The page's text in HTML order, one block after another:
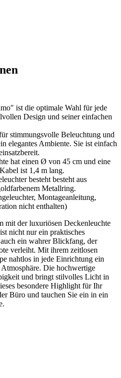
ist die optimale Wahl für jede
Design und seiner einfachen
stimmungsvolle Beleuchtung und
elegantes Ambiente. Sie ist einfach
hat einen Ø von 45 cm und eine
ist 1,4 m lang.
besteht besteht aus
Metallring.
Montageanleitung,
nicht enthalten)
mit der luxuriösen Deckenleuchte
nicht nur ein praktisches
ein wahrer Blickfang, der
verleiht. Mit ihrem zeitlosen
nahtlos in jede Einrichtung ein
Die hochwertige
und bringt stilvolles Licht in
besondere Highlight für Ihr
Büro und tauchen Sie ein in ein